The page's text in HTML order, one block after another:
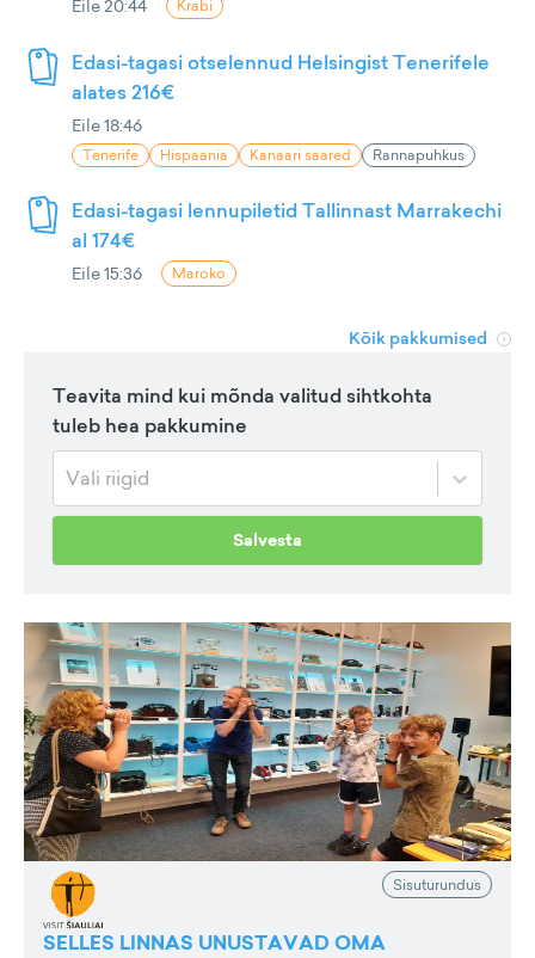
Eile 20:44 Krabi
Edasi-tagasi otselennud Helsingist Tenerifele
alates 216€
Eile 18:46
Tenerife Hispaania Kanaari saared Rannapuhkus
Edasi-tagasi lennupiletid Tallinnast Marrakechi
al 174€
Eile 15:36 Maroko
Kõik pakkumised
Teavita mind kui mõnda valitud sihtkohta
tuleb hea pakkumine
Vali riigid
Salvesta
Sisuturundus
SELLES LINNAS UNUSTAVAD OMA